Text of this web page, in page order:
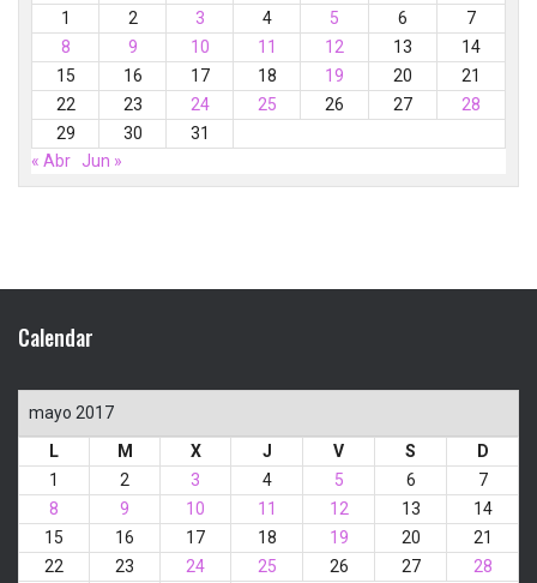
1
2 3 4 5 6
7
8
9 10 11 12 13
14
15
16 17 18 19 20
21
22
23 24 25 26 27
28
29
30
31
« Abr Jun »
Calendar
mayo 2017
L
M X J V S
D
1
2 3 4 5 6
7
8
9 10 11 12 13
14
15
16 17 18 19 20
21
22
23 24 25 26 27
28